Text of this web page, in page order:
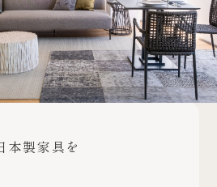
本製家具を